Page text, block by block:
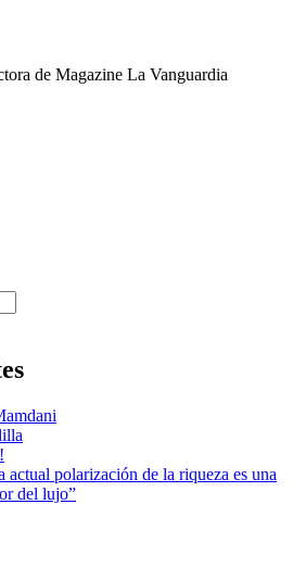
de Magazine La Vanguardia
polarización de la riqueza es una
del lujo”